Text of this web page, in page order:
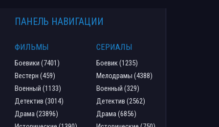
ПАНЕЛЬ НАВИГАЦИИ
ФИЛЬМЫ
Боевики (7401)
Вестерн (459)
Военный (1133)
Детектив (3014)
Драма (23896)
СЕРИАЛЫ
Боевик (1235)
Мелодрамы (4388)
Военный (329)
Детектив (2562)
Драма (6856)